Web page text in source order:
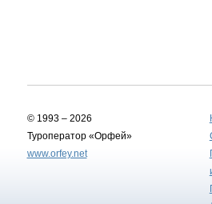
© 1993 – 2026
Туроператор «Орфей»
www.orfey.net